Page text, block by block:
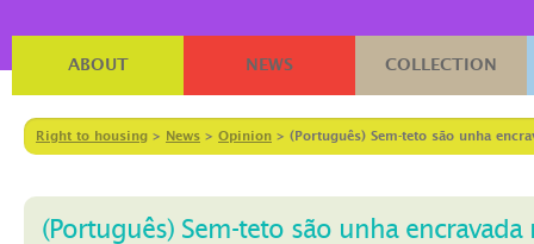
ABOUT NEWS COLLECTION
Right to housing > News > Opinion > (Português) Sem-teto são unha
(Português) Sem-teto são unha encravada